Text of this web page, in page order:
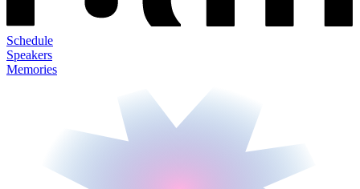
Schedule
Speakers
Memories